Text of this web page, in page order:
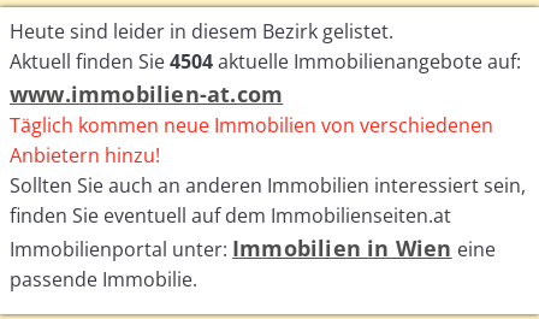
Heute sind leider in diesem Bezirk gelistet.
Aktuell finden Sie4504aktuelle Immobilienangebote auf:
www.immobilien-at.com
Täglich kommen neue Immobilien von verschiedenen
Anbietern hinzu!
Sollten Sie auch an anderen Immobilien interessiert sein,
finden Sie eventuell auf dem Immobilienseiten.at
Immobilienportal unter: Immobilien in Wien eine
passende Immobilie.